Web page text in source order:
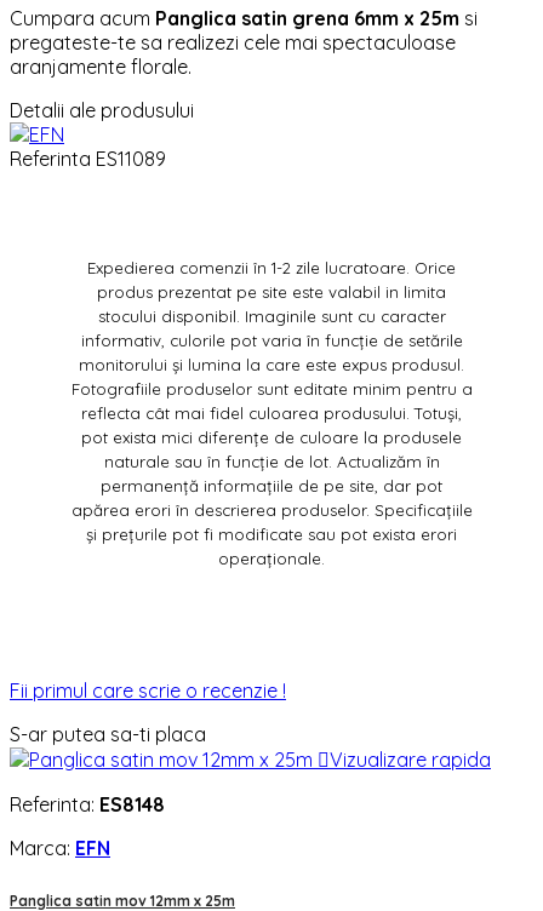
Cumpara acum Panglica satin grena 6mm x 25m si
pregateste-te sa realizezi cele mai spectaculoase
aranjamente florale.
Detalii ale produsului
Referinta ES11089
Expedierea comenzii în 1-2 zile lucratoare. Orice
produs prezentat pe site este valabil in limita
stocului disponibil. Imaginile sunt cu caracter
informativ, culorile pot varia în funcție de setările
monitorului și lumina la care este expus produsul.
Fotografiile produselor sunt editate minim pentru a
reflecta cât mai fidel culoarea produsului. Totuși,
pot exista mici diferențe de culoare la produsele
naturale sau în funcție de lot. Actualizăm în
permanență informațiile de pe site, dar pot
apărea erori în descrierea produselor. Specificațiile
și prețurile pot fi modificate sau pot exista erori
operaționale.
Fii primul care scrie o recenzie !
S-ar putea sa-ti placa
Vizualizare rapida
Referinta: ES8148
Marca: EFN
Panglica satin mov 12mm x 25m